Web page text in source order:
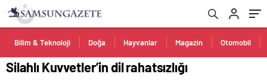
Bilim & Teknoloji Doğa Hayvanlar Magazin Otomobil
Silahlı Kuvvetler’in dil rahatsızlığı